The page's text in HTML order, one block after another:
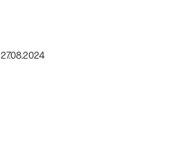
27.08.2024